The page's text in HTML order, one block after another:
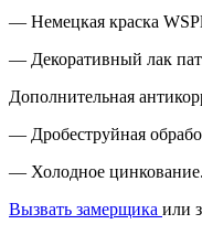
— Немецкая краска
— Декоративный лак
Дополнительная
— Дробеструйная
— Холодное цинкование.
Вызвать замерщика или